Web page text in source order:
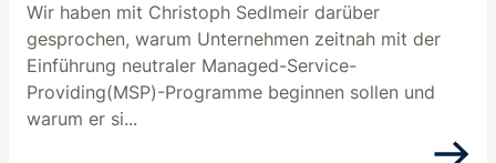
Wir haben mit Christoph Sedlmeir darüber
gesprochen, warum Unternehmen zeitnah mit der
Einführung neutraler Managed-Service-
Providing(MSP)-Programme beginnen sollen und
warum er si...